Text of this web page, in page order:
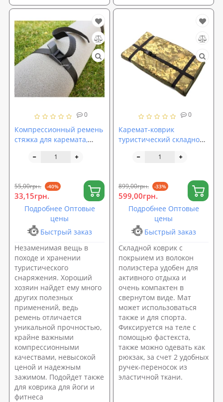
0
Компрессионный ремень
стяжка для каремата,
фитнеса OSPORT (fl-0029)
55,00грн. -40%
33,15грн.
Подробнее Оптовые
цены
Быстрый заказ
Незаменимая вещь в
походе и хранении
туристического
снаряжения. Хороший
хозяин найдет ему много
других полезных
применений, ведь
ремень отличается
уникальной прочностью,
крайне важными
компрессионными
качествами, невысокой
ценой и надежным
зажимом. Подойдет также
для коврика для йоги и
фитнеса
0
Каремат-коврик
туристический складной
OSPORT Pro (ty-0046)
899,00грн. -33%
599,00грн.
Подробнее Оптовые
цены
Быстрый заказ
Складной коврик с
покрыием из волокон
полиэстера удобен для
активного отдыха и
очень компактен в
свернутом виде. Мат
может использоваться
также и для спорта.
Фиксируется на теле с
помощью фастекста,
также можно одевать как
рюкзак, за счет 2 удобных
ручек-переносок из
эластичной ткани.